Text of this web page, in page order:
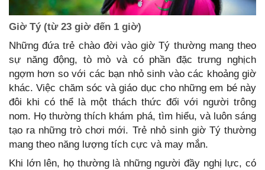
Giờ Tý (từ 23 giờ đến 1 giờ)
Những đứa trẻ chào đời vào giờ Tý thường mang theo
sự năng động, tò mò và có phần đặc trưng nghịch
ngợm hơn so với các bạn nhỏ sinh vào các khoảng giờ
khác. Việc chăm sóc và giáo dục cho những em bé này
đôi khi có thể là một thách thức đối với người trông
nom. Họ thường thích khám phá, tìm hiểu, và luôn sáng
tạo ra những trò chơi mới. Trẻ nhỏ sinh giờ Tý thường
mang theo năng lượng tích cực và may mắn.
Khi lớn lên, họ thường là những người đầy nghị lực, có